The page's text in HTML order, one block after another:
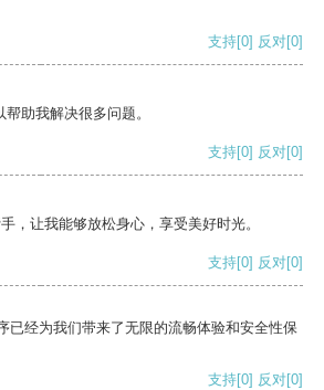
支持[0] 反对[0]
助我解决很多问题。
支持[0] 反对[0]
，让我能够放松身心，享受美好时光。
支持[0] 反对[0]
已经为我们带来了无限的流畅体验和安全性保
支持[0] 反对[0]